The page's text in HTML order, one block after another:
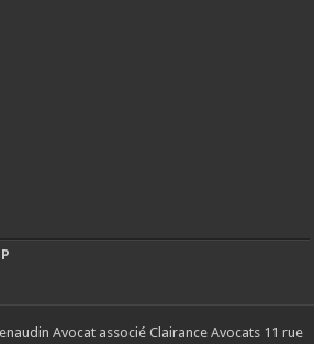
Avocat associé Clairance Avocats 11 rue